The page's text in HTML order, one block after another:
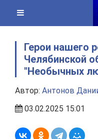
content
Герои нашего
Челябинской
"Необычных
Автор: Антонов
03.02.2025 15:01